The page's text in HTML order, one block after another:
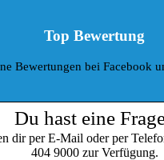
Top Bewertung
Bewertungen bei Facebook
Du hast eine
dir per E-Mail oder per
404 9000 zur Verfügung.